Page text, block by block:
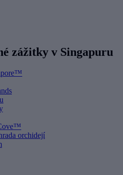
zážitky v Singapuru
orchidejí